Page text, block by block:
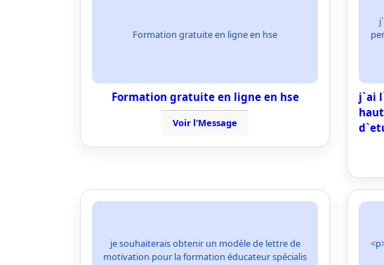
Formation gratuite en ligne en hse
Formation gratuite en ligne en hse
Voir l'Message
j`ai
je souhaiterais obtenir un modèle de lettre de
motivation pour la formation éducateur spécialis